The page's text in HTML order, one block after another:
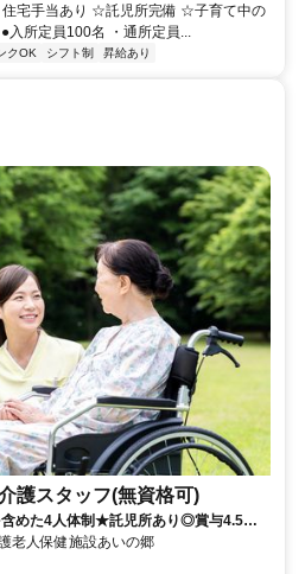
住宅手当あり ☆託児所完備 ☆子育て中の
入所定員100名 ・通所定員...
クOK シフト制 昇給あり
護スタッフ(無資格可)
めた4人体制★託児所あり◎賞与4.5ヶ
老人保健施設あいの郷